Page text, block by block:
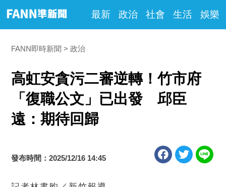
最新 政治 社會 生活 娛樂
FANN即時新聞 政治
高虹安貪污二審逆轉！竹市府
「復職公文」已出發 邱臣
遠：期待回歸
發布時間：2025/12/16 14:45